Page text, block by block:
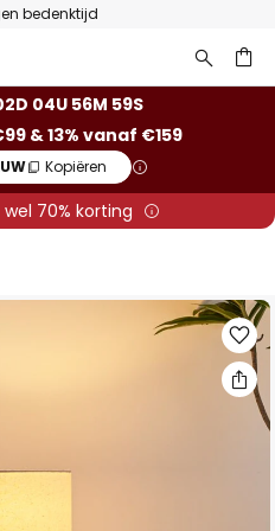
bedenktijd
04U 56M 58S
& 13% vanaf €159
Kopiëren
70% korting